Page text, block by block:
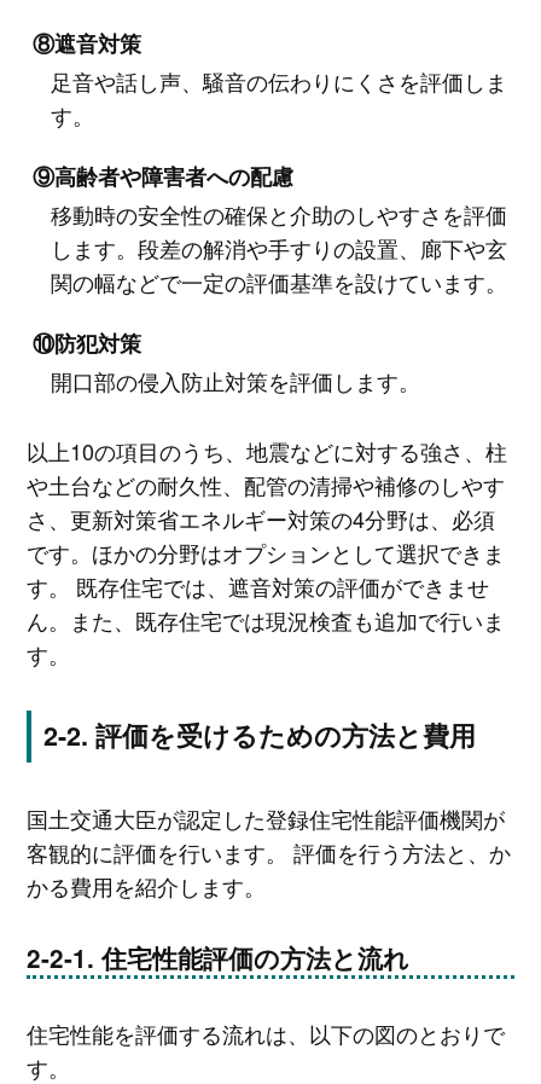
⑧遮音対策
足音や話し声、騒音の伝わりにくさを評価しま
す。
⑨高齢者や障害者への配慮
移動時の安全性の確保と介助のしやすさを評価
します。段差の解消や手すりの設置、廊下や玄
関の幅などで一定の評価基準を設けています。
⑩防犯対策
開口部の侵入防止対策を評価します。
以上10の項目のうち、地震などに対する強さ、柱
や土台などの耐久性、配管の清掃や補修のしやす
さ、更新対策省エネルギー対策の4分野は、必須
です。ほかの分野はオプションとして選択できま
す。 既存住宅では、遮音対策の評価ができませ
ん。また、既存住宅では現況検査も追加で行いま
す。
評価を受けるための方法と費用
国土交通大臣が認定した登録住宅性能評価機関が
客観的に評価を行います。 評価を行う方法と、か
かる費用を紹介します。
住宅性能評価の方法と流れ
住宅性能を評価する流れは、以下の図のとおりで
す。